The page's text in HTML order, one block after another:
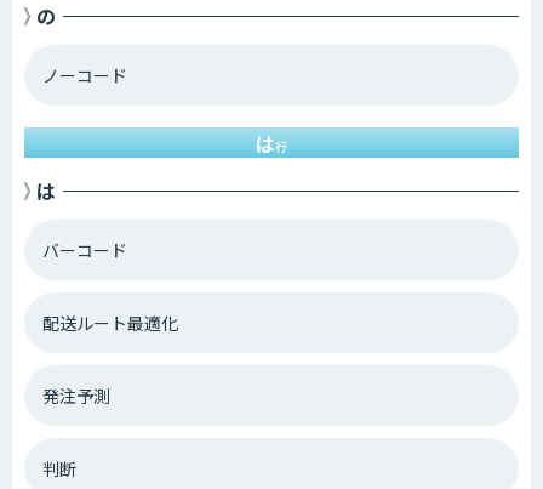
の
ノーコード
は行
は
バーコード
配送ルート最適化
発注予測
判断